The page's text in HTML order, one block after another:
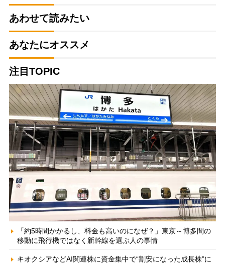
あわせて読みたい
あなたにオススメ
注目TOPIC
「約5時間かかるし、料金も高いのになぜ？」東京～博多間の
移動に飛行機ではなく新幹線を選ぶ人の事情
キオクシアなどAI関連株に資金集中で“割安になった成長株”に